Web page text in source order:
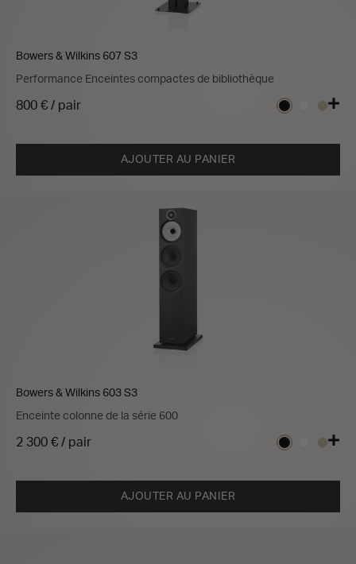
Bowers & Wilkins 607 S3
Performance Enceintes compactes de bibliothèque
800 € / pair
AJOUTER AU PANIER
Bowers & Wilkins 603 S3
Enceinte colonne de la série 600
2 300 € / pair
AJOUTER AU PANIER